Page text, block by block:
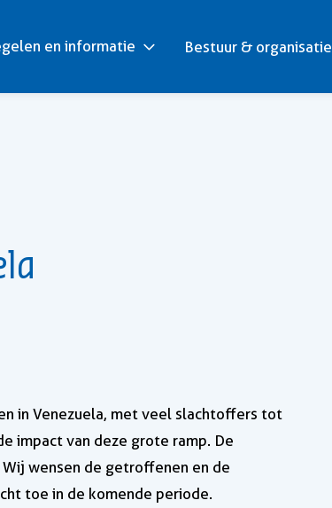
en informatie Bestuur & organisatie
in Venezuela, met veel slachtoffers tot
impact van deze grote ramp. De
wensen de getroffenen en de
toe in de komende periode.